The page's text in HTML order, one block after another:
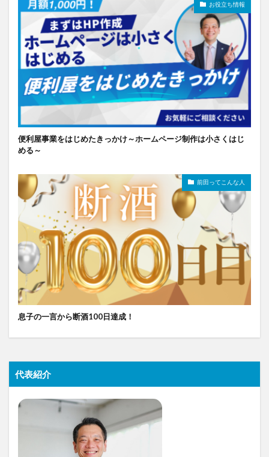
お役立ち情報
便利屋事業をはじめたきっかけ～ホームページ制作は小さくはじ
める～
前田ってこんな人
息子の一言から断酒100日達成！
代表紹介